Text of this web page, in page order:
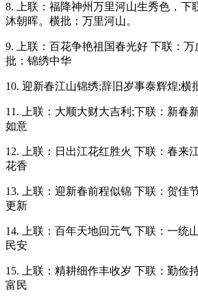
8. 上联：福降神州万里河山生秀色，下
沐朝晖。横批：万里河山。
9. 上联：百花争艳祖国春光好 下联：
批：锦绣中华
10. 迎新春江山锦绣;辞旧岁事泰辉煌;横
11. 上联：大顺大财大吉利;下联：新春
如意
12. 上联：日出江花红胜火 下联：春来
花香
13. 上联：迎新春前程似锦 下联：贺佳
更新
14. 上联：百年天地回元气 下联：一统
民安
15. 上联：精耕细作丰收岁 下联：勤俭
富民